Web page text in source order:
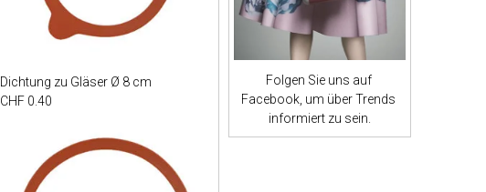
Dichtung zu Gläser Ø 8 cm
CHF 0.40
Folgen Sie uns auf
Facebook, um über Trends
informiert zu sein.